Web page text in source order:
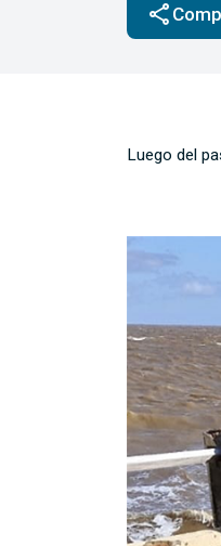
share
Luego del